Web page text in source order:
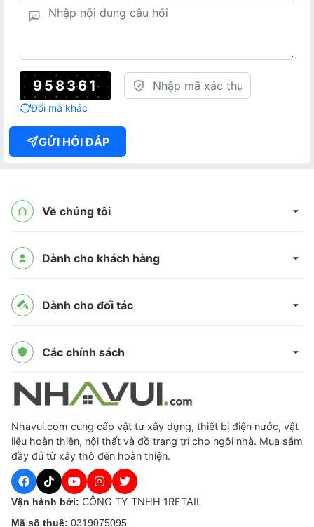
958361
Đổi mã khác
GỬI HỎI ĐÁP
Về chúng tôi
Dành cho khách hàng
Dành cho đối tác
Các chính sách
Nhavui.com cung cấp vật tư xây dựng, thiết bị điện nước, vật
liệu hoàn thiện, nội thất và đồ trang trí cho ngôi nhà. Mua sắm
đầy đủ từ xây thô đến hoàn thiện.
Vận hành bởi: CÔNG TY TNHH 1RETAIL
Mã số thuế: 0319075095